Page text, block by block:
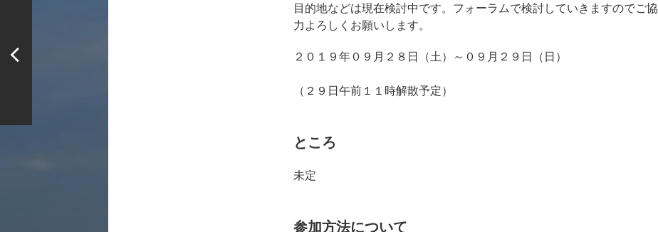
目的地などは現在検討中です。フォーラムで検討していきますのでご協
力よろしくお願いします。
２０１９年０９月２８日（土）～０９月２９日（日）
（２９日午前１１時解散予定）
ところ
未定
参加方法について